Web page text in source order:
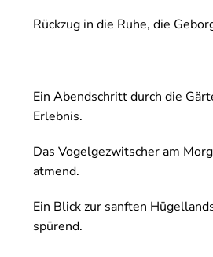
Rückzug in die Ruhe, die
Ein Abendschritt durch die
Erlebnis.
Das Vogelgezwitscher am
atmend.
Ein Blick zur sanften
spürend.